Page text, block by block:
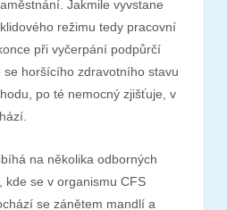
Jakmile vyvstane
režimu tedy pracovní
při vyčerpání podpůrčí
horšícího zdravotního stavu
po té nemocný zjišťuje, v
na několika odborných
kde se v organismu CFS
se zánětem mandlí a